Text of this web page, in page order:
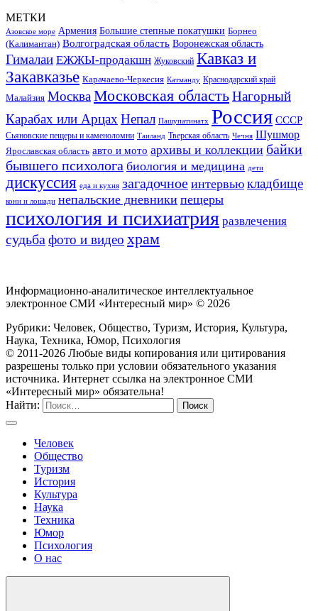
МЕТКИ
Азовское море Армения Большие степные покатушки Борнео
(Калимантан) Волгоградская область Воронежская область
Гималаи ЕЖЖЫ-продакшн Жуковский Кавказ и
Закавказье Карачаево-Черкесия Катманду Краснодарский край
Малайзия МоскваМосковская областьНагорный
Карабах или Арцах Непал Пашупатинатх Россия СССР
Сьяновские пещеры и каменоломни Таиланд Тверская область Чечня Шушмор
Ярославская область авто и мото архивы и коллекции байки
бывшего психолога биология и медицина дети
дискуссия еда и кухня загадочное интервью кладбище
кони и лошади непальские дневники пещеры
психология и психиатрия развлечения
судьба фото и видео храм
Информационно-аналитическое интеллектуальное
электронное СМИ «Интересный мир» © 2026
Рубрики: Человек, Общество, Туризм, История, Культура,
Наука, Техника, Юмор, Психология
© 2011-2026 Любые виды копирования или цитирования
разрешены только при условии обязательного указания
источника. Интернет ссылка на электронное СМИ
«Интересный мир» обязательна!
Найти:
Человек
Общество
Туризм
История
Культура
Наука
Техника
Юмор
Психология
О нас